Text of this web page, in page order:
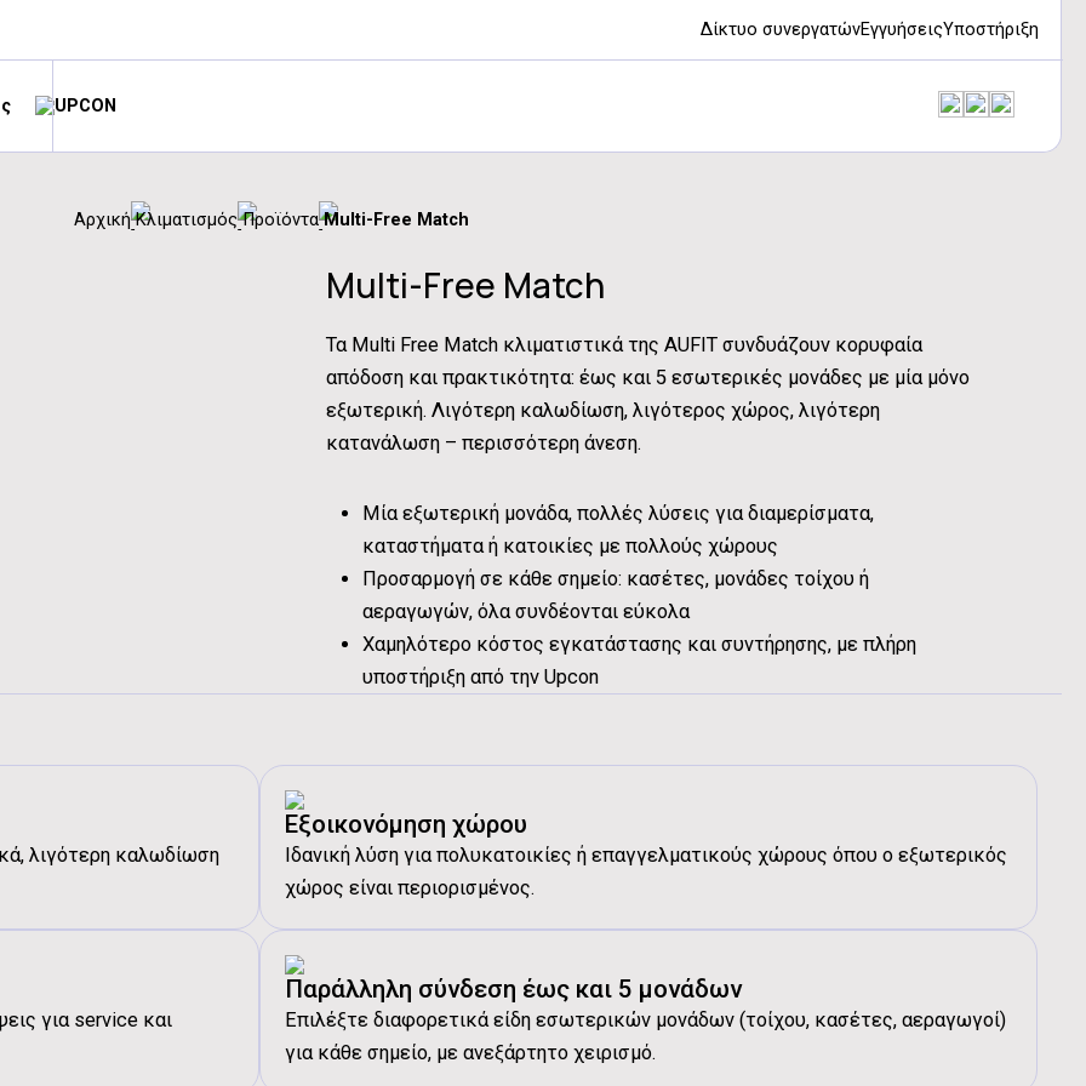
Δίκτυο συνεργατώνΕγγυήσειςΥποστήριξη
Αρχική Κλιματισμός Προϊόντα Multi-Free Match
Multi-Free Match
Τα Multi Free Match κλιματιστικά της AUFIT συνδυάζουν κορυφαία
απόδοση και πρακτικότητα: έως και 5 εσωτερικές μονάδες με μία μόνο
εξωτερική. Λιγότερη καλωδίωση, λιγότερος χώρος, λιγότερη
κατανάλωση – περισσότερη άνεση.
Μία εξωτερική μονάδα, πολλές λύσεις για διαμερίσματα,
καταστήματα ή κατοικίες με πολλούς χώρους
Προσαρμογή σε κάθε σημείο: κασέτες, μονάδες τοίχου ή
αεραγωγών, όλα συνδέονται εύκολα
Χαμηλότερο κόστος εγκατάστασης και συντήρησης, με πλήρη
υποστήριξη από την Upcon
λιγότερη καλωδίωση
Εξοικονόμηση χώρου
Ιδανική λύση για πολυκατοικίες ή επαγγελματικούς χώρους όπου ο εξωτερικός
χώρος είναι περιορισμένος.
για service και
Παράλληλη σύνδεση έως και 5 μονάδων
Επιλέξτε διαφορετικά είδη εσωτερικών μονάδων (τοίχου, κασέτες, αεραγωγοί)
για κάθε σημείο, με ανεξάρτητο χειρισμό.